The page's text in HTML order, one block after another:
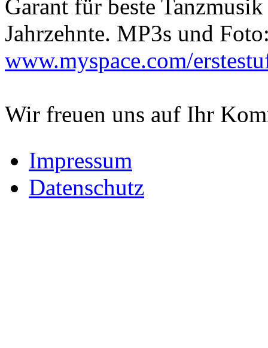
Garant für beste
Jahrzehnte. MP3s und
www.myspace.com/
Wir freuen uns auf Ihr
Impressum
Datenschutz